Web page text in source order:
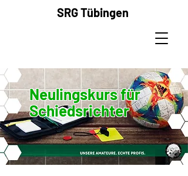
SRGTübingen
Neulingskurs für
Schiedsrichter